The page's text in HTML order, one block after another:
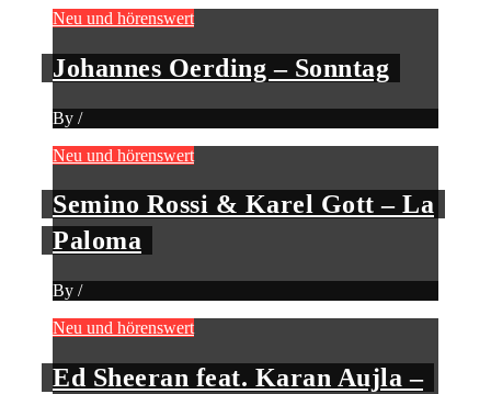
Neu und hörenswert
Johannes Oerding – Sonntag
By /
Neu und hörenswert
Semino Rossi & Karel Gott – La
Paloma
By /
Neu und hörenswert
Ed Sheeran feat. Karan Aujla –